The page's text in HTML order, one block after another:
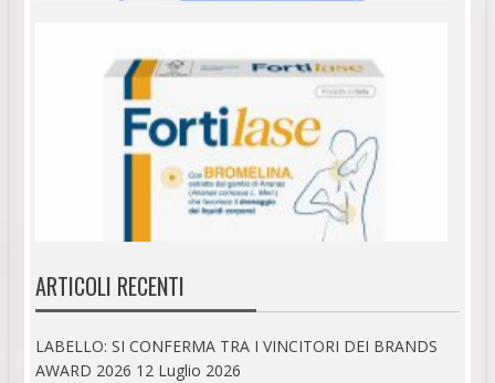
ARTICOLI RECENTI
LABELLO: SI CONFERMA TRA I VINCITORI DEI BRANDS
AWARD 2026 12 Luglio 2026